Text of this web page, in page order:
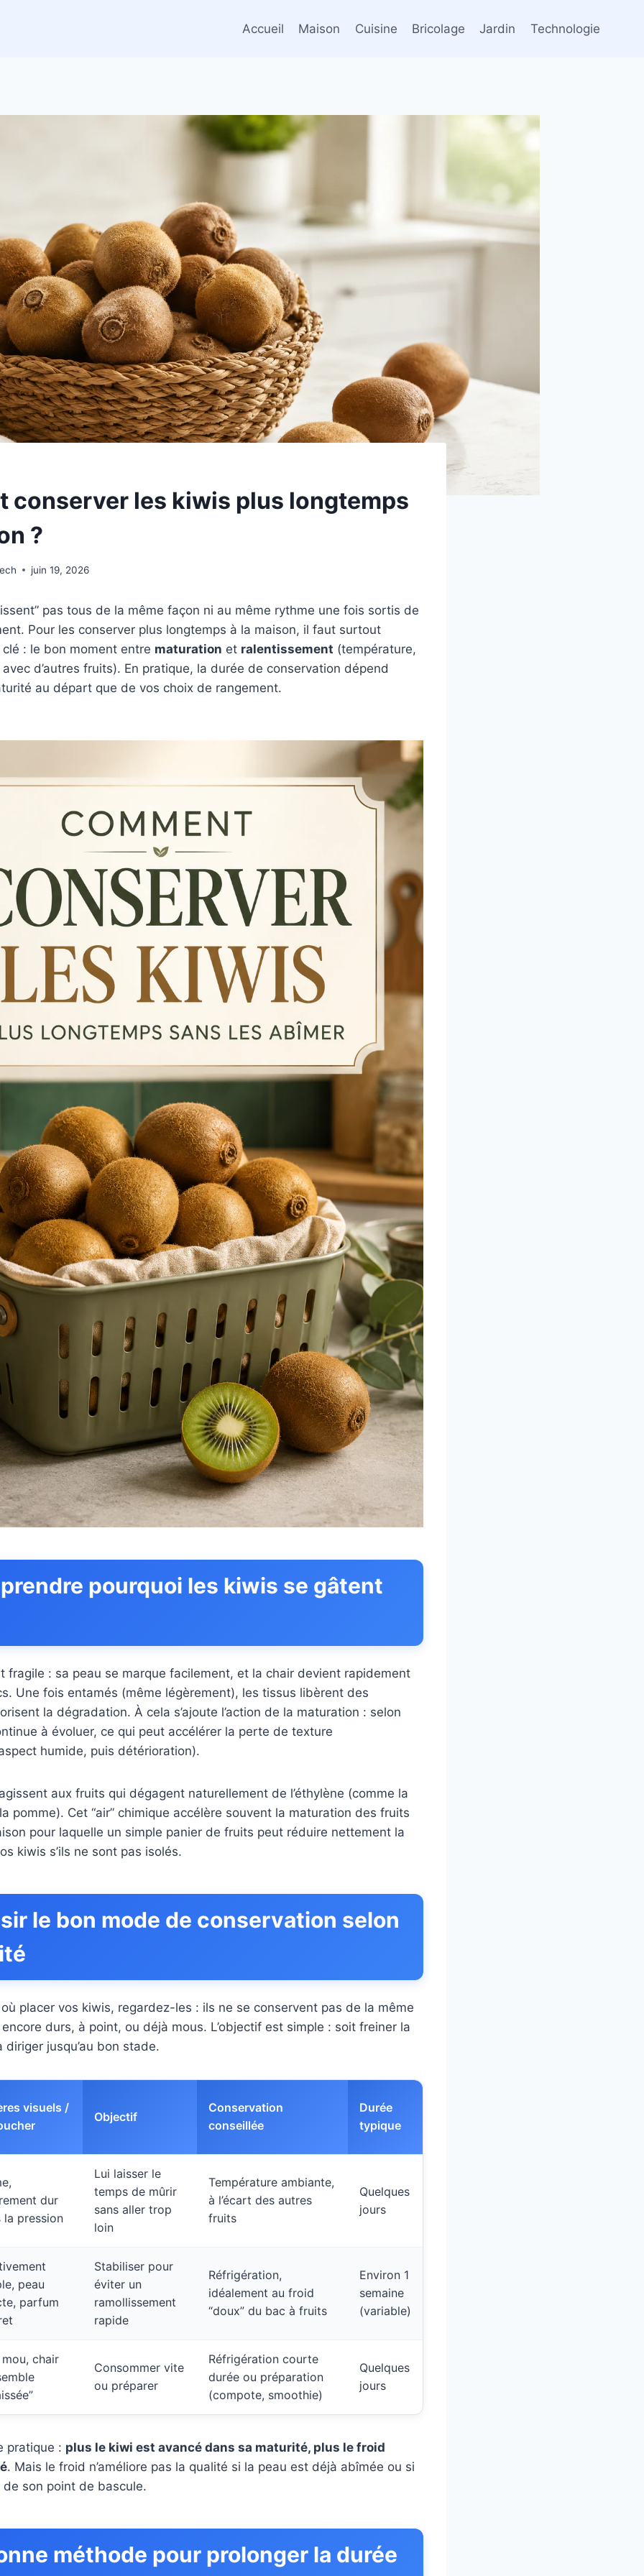
Accueil Maison Cuisine Bricolage Jardin Technologie
conserver les kiwis plus longtemps
?
juin 19, 2026
pas tous de la même façon ni au même rythme une fois sortis de
Pour les conserver plus longtemps à la maison, il faut surtout
: le bon moment entre maturation et ralentissement (température,
d’autres fruits). En pratique, la durée de conservation dépend
au départ que de vos choix de rangement.
pourquoi les kiwis se gâtent
fragile : sa peau se marque facilement, et la chair devient rapidement
Une fois entamés (même légèrement), les tissus libèrent des
la dégradation. À cela s’ajoute l’action de la maturation : selon
à évoluer, ce qui peut accélérer la perte de texture
humide, puis détérioration).
aux fruits qui dégagent naturellement de l’éthylène (comme la
pomme). Cet “air” chimique accélère souvent la maturation des fruits
pour laquelle un simple panier de fruits peut réduire nettement la
kiwis s’ils ne sont pas isolés.
le bon mode de conservation selon
placer vos kiwis, regardez-les : ils ne se conservent pas de la même
encore durs, à point, ou déjà mous. L’objectif est simple : soit freiner la
jusqu’au bon stade.
visuels /
Objectif
Conservation
conseillée
Durée
typique
dur
la pression
Lui laisser le
temps de mûrir
sans aller trop
loin
Température ambiante,
à l’écart des autres
fruits
Quelques
jours
peau
parfum
Stabiliser pour
éviter un
ramollissement
rapide
Réfrigération,
idéalement au froid
“doux” du bac à fruits
Environ 1
semaine
(variable)
mou, chair
Consommer vite
ou préparer
Réfrigération courte
durée ou préparation
(compote, smoothie)
Quelques
jours
pratique : plus le kiwi est avancé dans sa maturité, plus le froid
. Mais le froid n’améliore pas la qualité si la peau est déjà abîmée ou si
son point de bascule.
méthode pour prolonger la durée